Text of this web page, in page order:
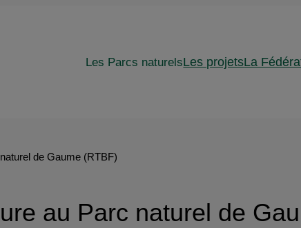
Les Parcs naturelsLes projetsLa
de Gaume (RTBF)
au Parc naturel de